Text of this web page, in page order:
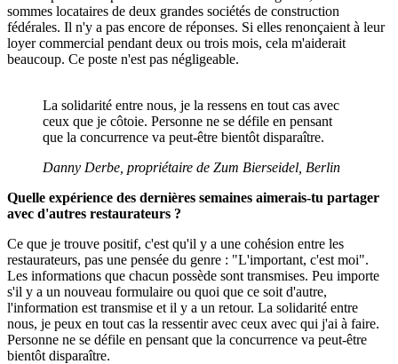
sommes locataires de deux grandes sociétés de construction
fédérales. Il n'y a pas encore de réponses. Si elles renonçaient à leur
loyer commercial pendant deux ou trois mois, cela m'aiderait
beaucoup. Ce poste n'est pas négligeable.
La solidarité entre nous, je la ressens en tout cas avec
ceux que je côtoie. Personne ne se défile en pensant
que la concurrence va peut-être bientôt disparaître.
Danny Derbe, propriétaire de Zum Bierseidel, Berlin
Quelle expérience des dernières semaines aimerais-tu partager
avec d'autres restaurateurs ?
Ce que je trouve positif, c'est qu'il y a une cohésion entre les
restaurateurs, pas une pensée du genre : "L'important, c'est moi".
Les informations que chacun possède sont transmises. Peu importe
s'il y a un nouveau formulaire ou quoi que ce soit d'autre,
l'information est transmise et il y a un retour. La solidarité entre
nous, je peux en tout cas la ressentir avec ceux avec qui j'ai à faire.
Personne ne se défile en pensant que la concurrence va peut-être
bientôt disparaître.